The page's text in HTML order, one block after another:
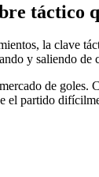
táctico
la clave
y saliendo
de
el partido